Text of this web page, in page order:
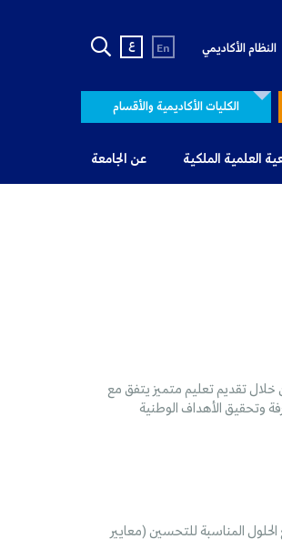
النظام الأكاديمي En ع
الكليات الأكاديمية والأقسام
العلمية الملكية عن الجامعة
خلال تقديم تعليم متميز يتفق مع
وتحقيق الأهداف الوطنية
المناسبة للتحسين (معايير